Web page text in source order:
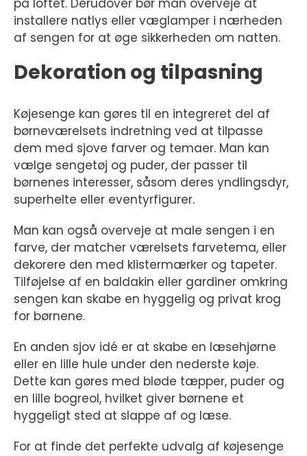
på loftet. Derudover bør man overveje at
installere natlys eller væglamper i nærheden
af sengen for at øge sikkerheden om natten.
Dekoration og tilpasning
Køjesenge kan gøres til en integreret del af
børneværelsets indretning ved at tilpasse
dem med sjove farver og temaer. Man kan
vælge sengetøj og puder, der passer til
børnenes interesser, såsom deres yndlingsdyr,
superhelte eller eventyrfigurer.
Man kan også overveje at male sengen i en
farve, der matcher værelsets farvetema, eller
dekorere den med klistermærker og tapeter.
Tilføjelse af en baldakin eller gardiner omkring
sengen kan skabe en hyggelig og privat krog
for børnene.
En anden sjov idé er at skabe en læsehjørne
eller en lille hule under den nederste køje.
Dette kan gøres med bløde tæpper, puder og
en lille bogreol, hvilket giver børnene et
hyggeligt sted at slappe af og læse.
For at finde det perfekte udvalg af køjesenge